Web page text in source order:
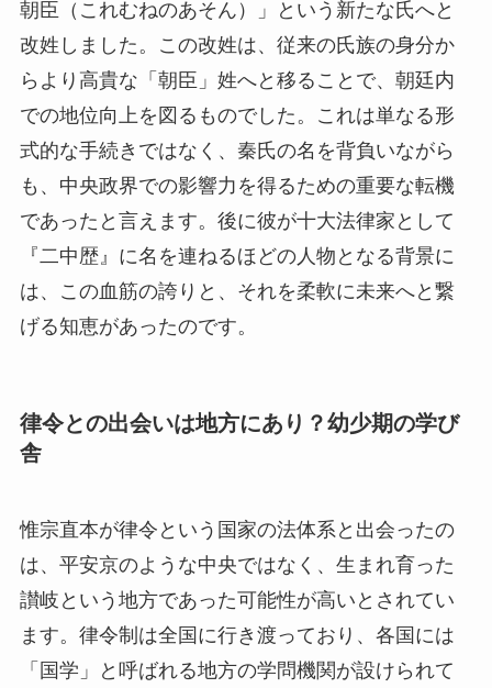
朝臣（これむねのあそん）」という新たな氏へと
改姓しました。この改姓は、従来の氏族の身分か
らより高貴な「朝臣」姓へと移ることで、朝廷内
での地位向上を図るものでした。これは単なる形
式的な手続きではなく、秦氏の名を背負いながら
も、中央政界での影響力を得るための重要な転機
であったと言えます。後に彼が十大法律家として
『二中歴』に名を連ねるほどの人物となる背景に
は、この血筋の誇りと、それを柔軟に未来へと繋
げる知恵があったのです。
律令との出会いは地方にあり？幼少期の学び
舎
惟宗直本が律令という国家の法体系と出会ったの
は、平安京のような中央ではなく、生まれ育った
讃岐という地方であった可能性が高いとされてい
ます。律令制は全国に行き渡っており、各国には
「国学」と呼ばれる地方の学問機関が設けられて